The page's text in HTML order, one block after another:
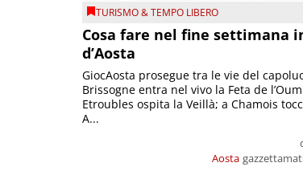
TURISMO & TEMPO LIBERO
Cosa fare nel fine settimana
d’Aosta
Aosta
GiocAosta prosegue tra le vie del
Brissogne entra nel vivo la Feta de
Etroubles ospita la Veillà; a Chamois
A...